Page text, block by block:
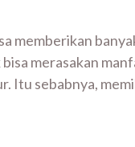
memberikan
merasakan
Itu sebabnya,